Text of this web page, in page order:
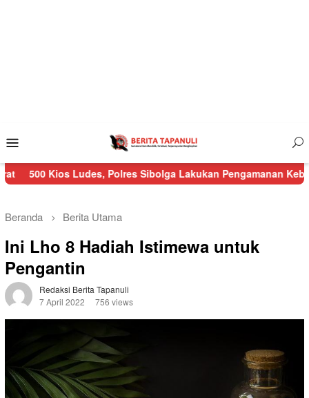
Mobile
Ludes, Polres Sibolga Lakukan Pengamanan Kebakaran Pasar
Beranda Berita Utama
Ini Lho 8 Hadiah Istimewa untuk
Pengantin
Redaksi Berita Tapanuli
7 April 2022
756 views